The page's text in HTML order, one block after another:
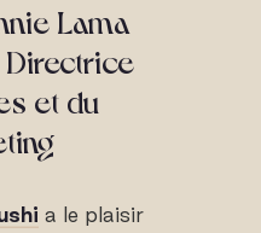
Lama
et du
a le plaisir